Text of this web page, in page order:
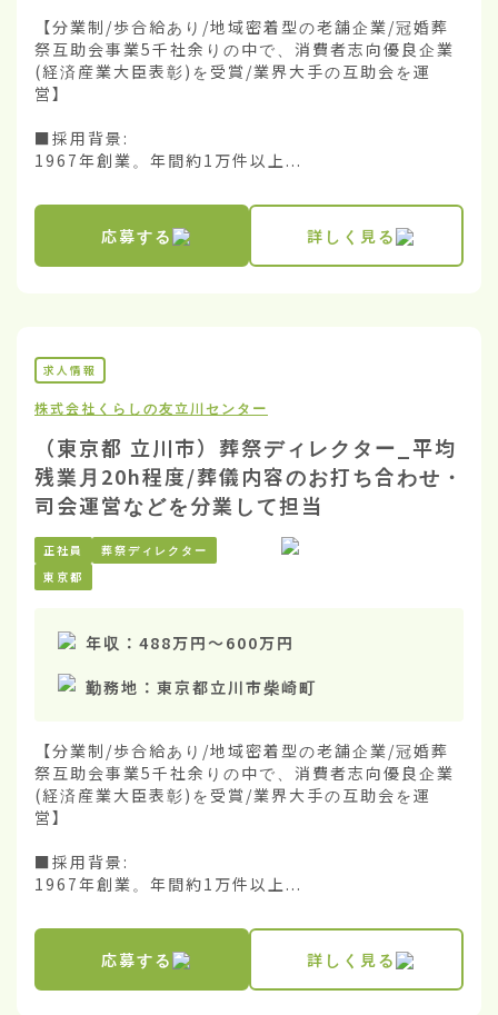
【分業制/歩合給あり/地域密着型の老舗企業/冠婚葬
祭互助会事業5千社余りの中で、消費者志向優良企業
(経済産業大臣表彰)を受賞/業界大手の互助会を運
営】
■採用背景:
1967年創業。年間約1万件以上...
応募する 詳しく見る
求人情報
株式会社くらしの友立川センター
（東京都 立川市）葬祭ディレクター_平均
残業月20h程度/葬儀内容のお打ち合わせ・
司会運営などを分業して担当
正社員
葬祭ディレクター
東京都
年収： 488万円〜600万円
勤務地： 東京都立川市柴崎町
【分業制/歩合給あり/地域密着型の老舗企業/冠婚葬
祭互助会事業5千社余りの中で、消費者志向優良企業
(経済産業大臣表彰)を受賞/業界大手の互助会を運
営】
■採用背景:
1967年創業。年間約1万件以上...
応募する 詳しく見る